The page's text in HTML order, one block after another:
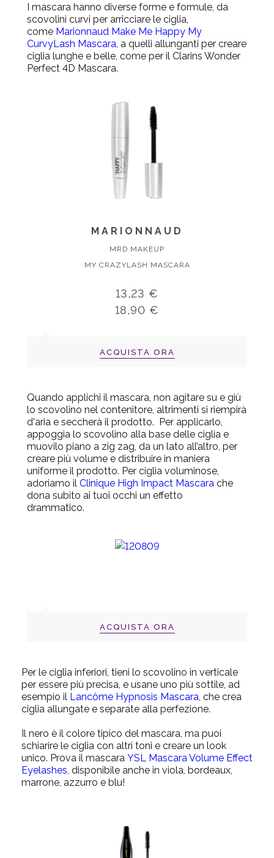
I mascara hanno diverse forme e formule, da
scovolini curvi per arricciare le ciglia,
come Marionnaud Make Me Happy My
CurvyLash Mascara , a quelli allunganti per creare
ciglia lunghe e belle, come per il Clarins Wonder
Perfect 4D Mascara.
MARIONNAUD
MRD MAKEUP
MY CRAZYLASH MASCARA
13,23 €
18,90 €
ACQUISTA ORA
Quando applichi il mascara, non agitare su e giù
lo scovolino nel contenitore, altrimenti si riempirà
d'aria e seccherà il prodotto. Per applicarlo,
appoggia lo scovolino alla base delle ciglia e
muovilo piano a zig zag, da un lato all’altro, per
creare più volume e distribuire in maniera
uniforme il prodotto. Per ciglia voluminose,
adoriamo il Clinique High Impact Mascara che
dona subito ai tuoi occhi un effetto
drammatico.
ACQUISTA ORA
Per le ciglia inferiori, tieni lo scovolino in verticale
per essere più precisa, e usane uno più sottile, ad
esempio il Lancôme Hypnosis Mascara , che crea
ciglia allungate e separate alla perfezione.
Il nero è il colore tipico del mascara, ma puoi
schiarire le ciglia con altri toni e creare un look
unico. Prova il mascara YSL Mascara Volume Effect
Eyelashes , disponibile anche in viola, bordeaux,
marrone, azzurro e blu!